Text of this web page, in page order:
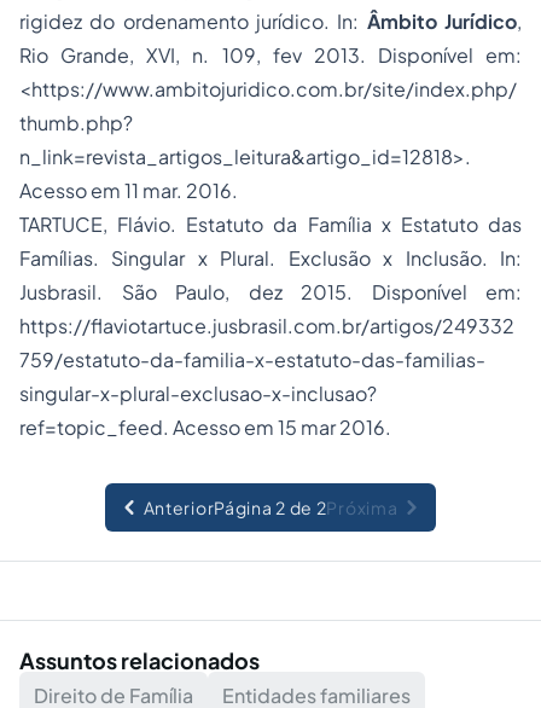
rigidez do ordenamento jurídico. In: Âmbito Jurídico,
Rio Grande, XVI, n. 109, fev 2013. Disponível em:
<https://www.ambitojuridico.com.br/site/index.php/
thumb.php?
n_link=revista_artigos_leitura&artigo_id=12818>.
Acesso em 11 mar. 2016.
TARTUCE, Flávio. Estatuto da Família x Estatuto das
Famílias. Singular x Plural. Exclusão x Inclusão. In:
Jusbrasil. São Paulo, dez 2015. Disponível em:
https://flaviotartuce.jusbrasil.com.br/artigos/249332
759/estatuto-da-familia-x-estatuto-das-familias-
singular-x-plural-exclusao-x-inclusao?
ref=topic_feed. Acesso em 15 mar 2016.
AnteriorPágina 2 de 2Próxima
Assuntos relacionados
Direito de Família Entidades familiares